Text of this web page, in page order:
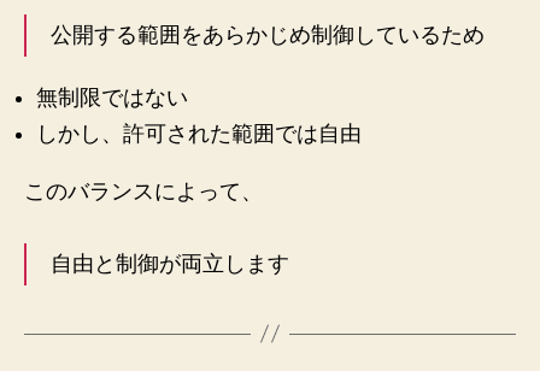
公開する範囲をあらかじめ制御しているため
無制限ではない
しかし、許可された範囲では自由
このバランスによって、
自由と制御が両立します